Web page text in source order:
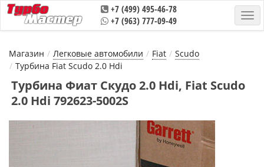
+7 (499) 495-46-78
+7 (963) 777-09-49
Магазин Легковые автомобили Fiat
Scudo
Турбина Fiat Scudo 2.0 Hdi
Турбина Фиат Скудо 2.0 Hdi, Fiat Scudo
2.0 Hdi 792623-5002S